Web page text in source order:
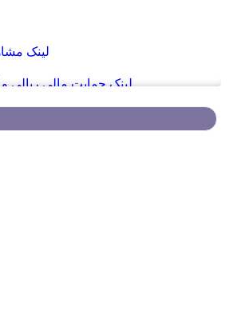
لینک
لینک حمایت مالی ریالی